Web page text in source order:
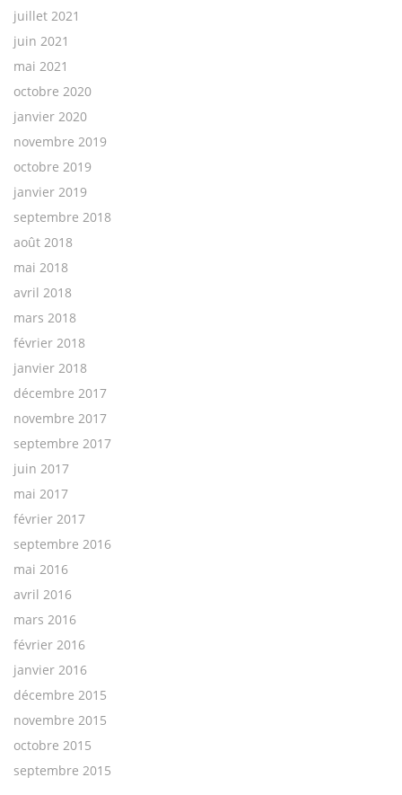
juillet 2021
juin 2021
mai 2021
octobre 2020
janvier 2020
novembre 2019
octobre 2019
janvier 2019
septembre 2018
août 2018
mai 2018
avril 2018
mars 2018
février 2018
janvier 2018
décembre 2017
novembre 2017
septembre 2017
juin 2017
mai 2017
février 2017
septembre 2016
mai 2016
avril 2016
mars 2016
février 2016
janvier 2016
décembre 2015
novembre 2015
octobre 2015
septembre 2015